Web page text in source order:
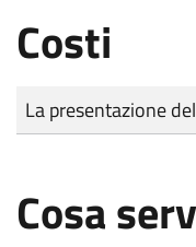
Costi
Tipo di pagamento
Importo
La presentazione
Cosa